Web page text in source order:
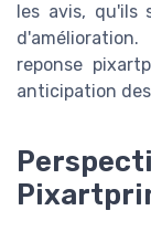
les avis, qu'ils
reponse
anticipation